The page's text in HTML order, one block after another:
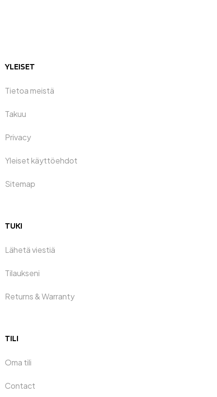
YLEISET
Tietoa meistä
Takuu
Privacy
Yleiset käyttöehdot
Sitemap
TUKI
Lähetä viestiä
Tilaukseni
Returns & Warranty
TILI
Oma tili
Contact